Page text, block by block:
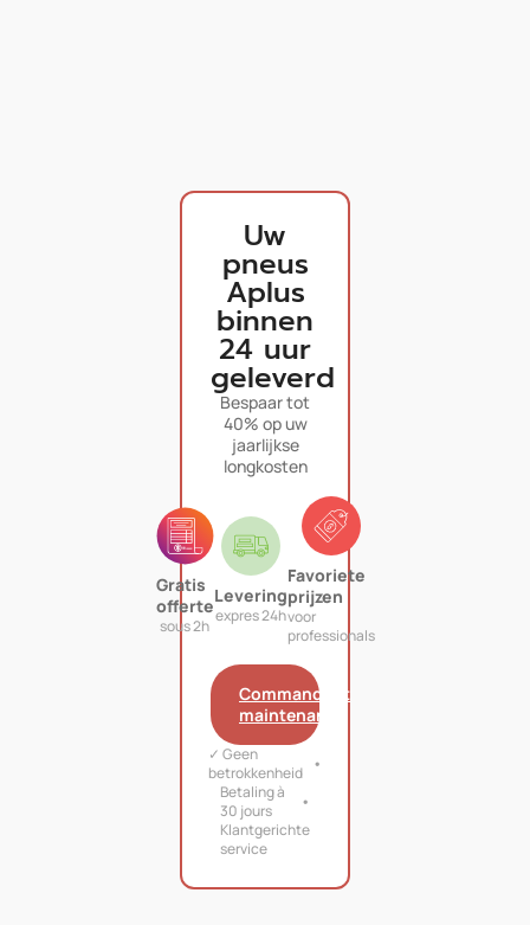
Uw
pneus
Aplus
binnen
24 uur
geleverd
Bespaar tot
40% op uw
jaarlijkse
longkosten
Gratis
offerte
sous 2h
Levering
expres 24h
Favoriete
prijzen
voor
professionals
Commandant
maintenant
✓ Geen
betrokkenheid
Betaling à
30 jours
Klantgerichte
service